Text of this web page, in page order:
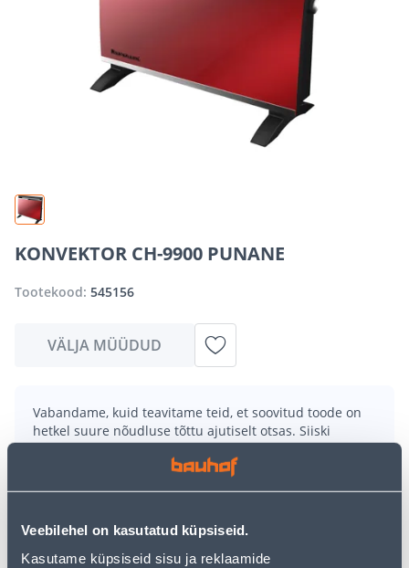
Veebilehel on kasutatud küpsiseid.
Kasutame küpsiseid sisu ja reklaamide
KONVEKTOR CH-9900 PUNANE
Tootekood: 545156
VÄLJA MÜÜDUD
Vabandame, kuid teavitame teid, et soovitud toode on
hetkel suure nõudluse tõttu ajutiselt otsas. Siiski
pakume suurepäraseid alternatiive samast
, mis võivad teile sama palju rõõmu
uurimistööd saate jätkata, naastes
kasutades meie võimsat otsingufunktsiooni, et leida
veelgi meelepärasemad valikuid. Head ostlemist!